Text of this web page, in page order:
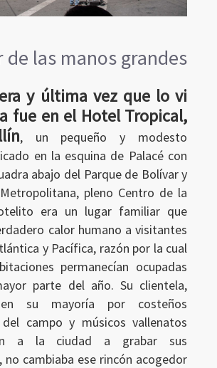
de las manos grandes
y última vez que lo vi
fue en el Hotel Tropical,
, un pequeño y modesto
en la esquina de Palacé con
abajo del Parque de Bolívar y
pleno Centro de la
era un lugar familiar que
calor humano a visitantes
y Pacífica, razón por la cual
permanecían ocupadas
parte del año. Su clientela,
en su mayoría por costeños
campo y músicos vallenatos
a la ciudad a grabar sus
no cambiaba ese rincón acogedor